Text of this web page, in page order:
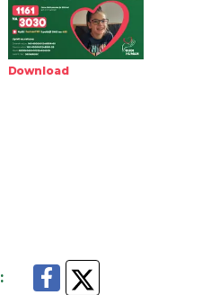
Download
: